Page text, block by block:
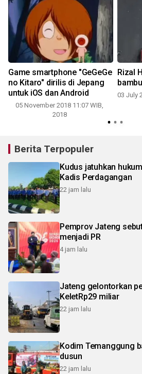
Game smartphone "GeGeGe
no Kitaro" dirilis di Jepang
untuk iOS dan Android
05 November 2018 11:07 WIB,
2018
Rizal
bambu
03 July
Berita Terpopuler
Kudus jatuhkan
Kadis Perdagangan
22 jam lalu
Pemprov Jateng
menjadi PR
4 jam lalu
Jateng gelontorkan
KeletRp29 miliar
22 jam lalu
Kodim Temanggung
dusun
22 jam lalu